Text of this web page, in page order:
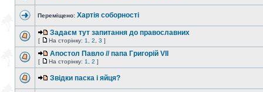
Переміщено: Хартія соборності
Задаєм тут запитання до православних
[ На сторінку: 1 2 3 ]
Апостол Павло // папа Григорій VII
[ На сторінку: 1 2 ]
Звідки паска і яйця?